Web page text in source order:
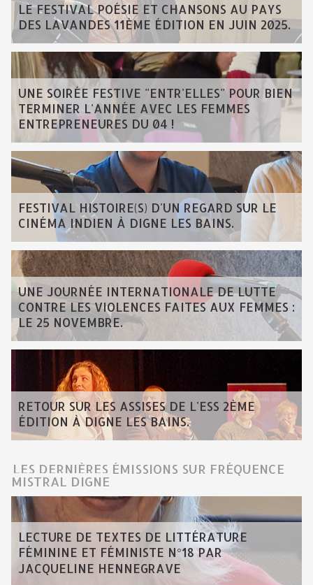
LE FESTIVAL POÉSIE ET CHANSONS AU PAYS
DES LAVANDES 11ÈME ÉDITION EN JUIN 2025.
UNE SOIRÉE FESTIVE "ENTR'ELLES" POUR BIEN
TERMINER L'ANNÉE AVEC LES FEMMES
ENTREPRENEURES DU 04 !
FESTIVAL HISTOIRE(S) D'UN REGARD SUR LE
CINÉMA INDIEN À DIGNE LES BAINS.
UNE JOURNÉE INTERNATIONALE DE LUTTE
CONTRE LES VIOLENCES FAITES AUX FEMMES :
LE 25 NOVEMBRE.
RETOUR SUR LES ASSISES DE L'ESS 2ÈME
ÉDITION À DIGNE LES BAINS.
LES DERNIÈRES ÉMISSIONS SUR FRÉQUENCE
MISTRAL DIGNE
LECTURE DE TEXTES DE LITTÉRATURE
FÉMININE ET FÉMINISTE N°18 PAR
JACQUELINE HENNEGRAVE